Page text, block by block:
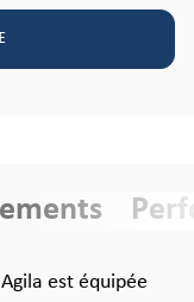
est équipée